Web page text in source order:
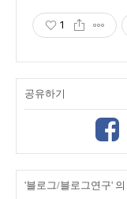
1
공유하기
'블로그/블로그연구'